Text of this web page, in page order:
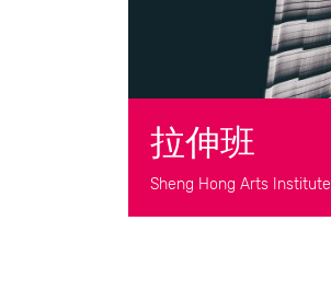
拉伸班
Sheng Hong Arts Institute